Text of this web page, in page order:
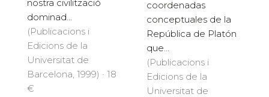
nostra civilització
dominad...
(Publicacions i
Edicions de la
Universitat de
Barcelona, 1999) · 18
€
coordenadas
conceptuales de la
República de Platón
que...
(Publicacions i
Edicions de la
Universitat de